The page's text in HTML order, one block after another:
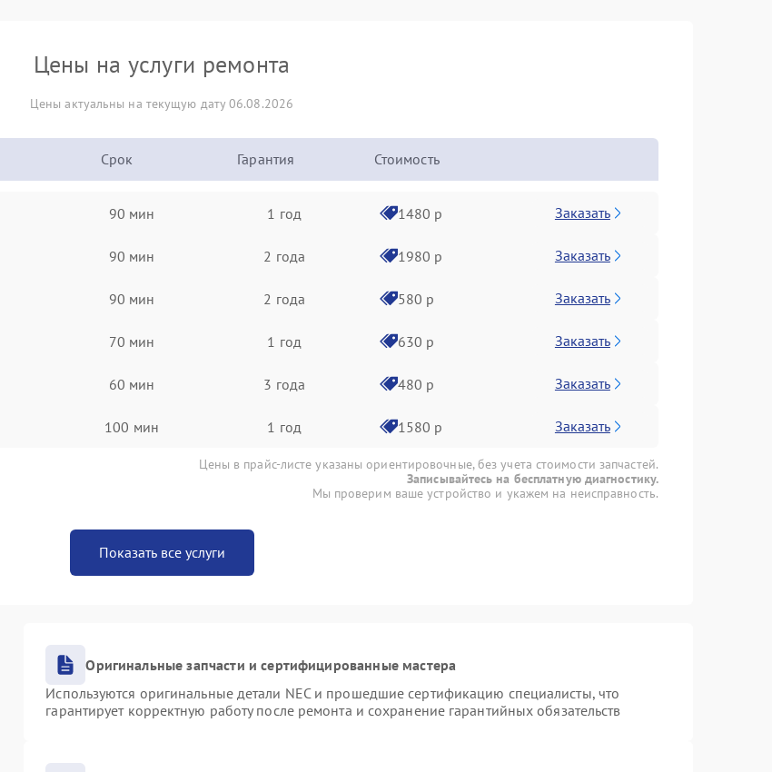
Цены на услуги ремонта
Цены актуальны на текущую дату 06.08.2026
Срок Гарантия Стоимость
90 мин 1 год 1480 р Заказать
90 мин 2 года 1980 р Заказать
90 мин 2 года 580 р Заказать
70 мин 1 год 630 р Заказать
60 мин 3 года 480 р Заказать
100 мин 1 год 1580 р Заказать
Цены в прайс-листе указаны ориентировочные, без учета стоимости запчастей.
Записывайтесь на бесплатную диагностику.
Мы проверим ваше устройство и укажем на неисправность.
Показать все услуги
Оригинальные запчасти и сертифицированные мастера
Используются оригинальные детали NEC и прошедшие сертификацию специалисты, что
гарантирует корректную работу после ремонта и сохранение гарантийных обязательств